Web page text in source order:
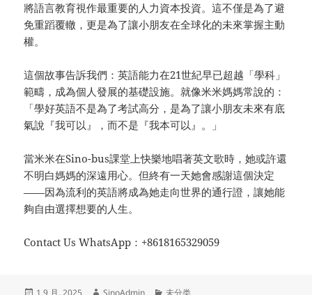
將語言教育視作最重要的人力資本投資。這不僅是為了避
免重蹈覆轍，更是為了讓小朋友在全球化的未來掌握主動
權。
這個故事告訴我們：英語能力在21世紀早已超越「學科」
範疇，成為個人發展的基礎設施。就像米米媽媽常說的：
「學好英語不是為了考試高分，是為了讓小朋友未來有底
氣說『我可以』，而不是『我本可以』。」
當米米在Sino-bus課堂上快樂地唱著英文歌時，她或許還
不明白媽媽的深遠用心。但終有一天她會感謝這個決定
——因為流利的英語將成為她走向世界的通行證，讓她能
夠自由選擇想要的人生。
Contact Us WhatsApp：+8618165329059
发
1 9 月, 2025 作
SinoAdmin 分
未分类